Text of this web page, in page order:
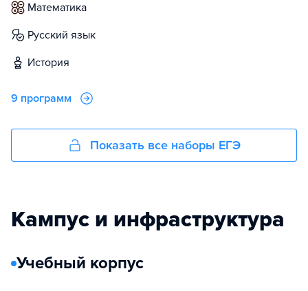
математика
русский язык
история
9 программ
Показать все наборы ЕГЭ
Кампус и инфраструктура
Учебный корпус